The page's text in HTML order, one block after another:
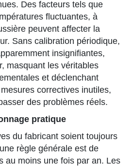
Des facteurs tels que
fluctuantes, à
peuvent affecter la
Sans calibration périodique,
insignifiantes,
masquant les véritables
et déclenchant
correctives inutiles,
des problèmes réels.
pratique
du fabricant soient toujours
règle générale est de
au moins une fois par an. Les